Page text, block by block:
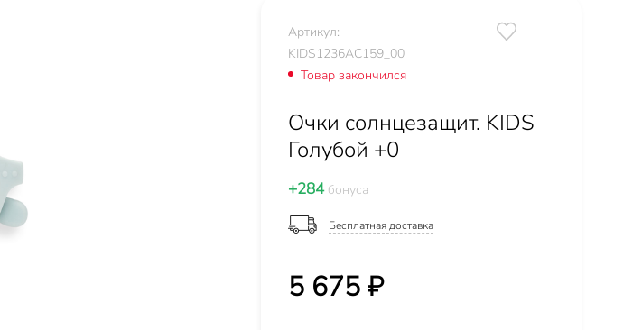
Артикул:
KIDS1236AC159_00
Товар закончился
Очки солнцезащит. KIDS
Голубой +0
+284бонуса
Бесплатная доставка
5 675 ₽